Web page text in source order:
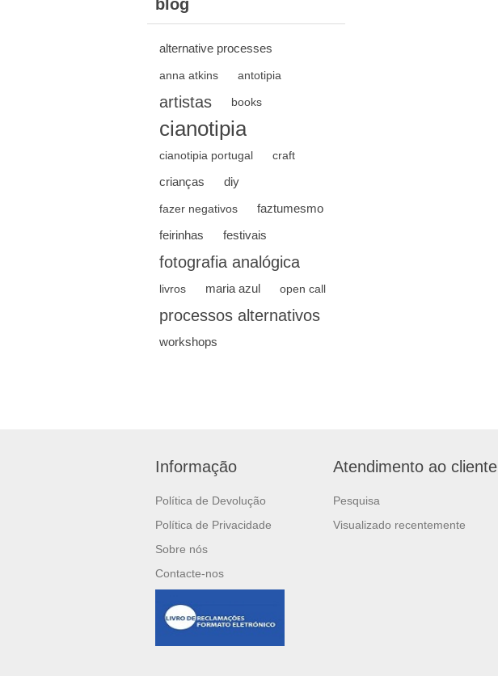
blog
alternative processes
anna atkins antotipia
artistas books
cianotipia
cianotipia portugal craft
crianças diy
fazer negativos
faztumesmo
feirinhas
festivais
fotografia analógica
livros maria azul open call
processos alternativos
workshops
Informação
Política de Devolução
Política de Privacidade
Sobre nós
Contacte-nos
Atendimento ao cliente
Pesquisa
Visualizado recentemente